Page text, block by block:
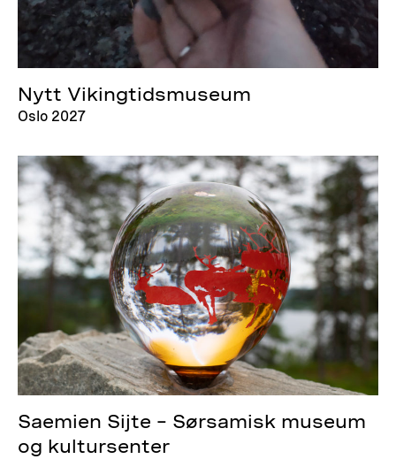
Nytt Vikingtidsmuseum
Oslo 2027
Saemien Sijte – Sørsamisk museum
og kultursenter